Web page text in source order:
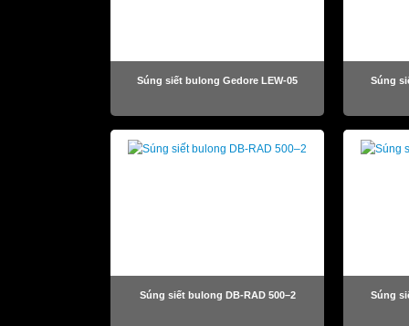
Súng siết bulong Gedore LEW-05 Súng
Súng siết bulong DB-RAD 500–2 Súng